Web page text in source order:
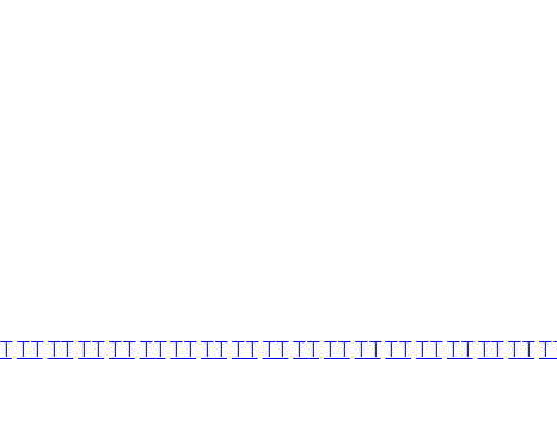
TTTTTTTTTTTTTTTTTTTTTTTTTTTTTTTTTT